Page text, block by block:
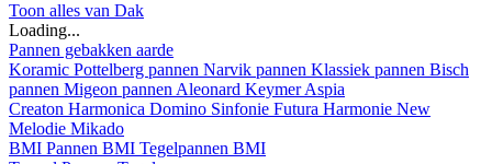
Toon alles van Dak
Loading...
Pannen gebakken aarde
Koramic Pottelberg pannen Narvik pannen Klassiek pannen Bisch
pannen Migeon pannen Aleonard KeymerAspia
Creaton Harmonica Domino Sinfonie Futura Harmonie New
Melodie Mikado
BMI Pannen BMI Tegelpannen BMI